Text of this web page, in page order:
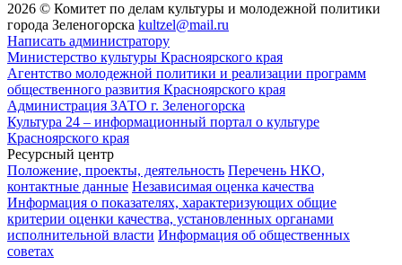
2026 © Комитет по делам культуры и молодежной политики
города Зеленогорска kultzel@mail.ru
Написать администратору
Министерство культуры Красноярского края
Агентство молодежной политики и реализации программ
общественного развития Красноярского края
Администрация ЗАТО г. Зеленогорска
Культура 24 – информационный портал о культуре
Красноярского края
Ресурсный центр
Положение, проекты, деятельность Перечень НКО,
контактные данные Независимая оценка качества
Информация о показателях, характеризующих общие
критерии оценки качества, установленных органами
исполнительной власти Информация об общественных
советах